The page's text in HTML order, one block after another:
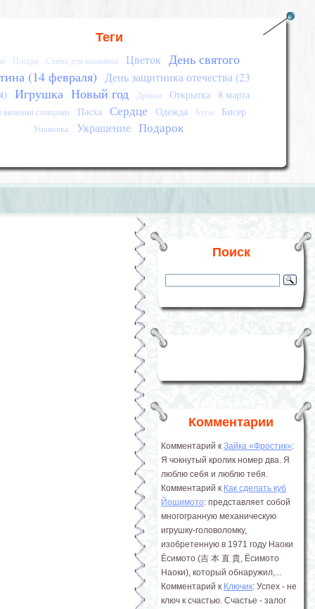
Теги
Посуда Схема для вышивки Цветок День святого
(14 февраля)
День защитника отечества (23
Игрушка Новый год Дракон Открытка 8 марта
спицами Пасха Сердце Одежда Бусы Бисер
Упаковка Украшение Подарок
Поиск
Комментарии
Комментарий к Зайка «Фростик»:
Я чокнутый кролик номер два. Я
люблю себя и люблю тебя.
Комментарий к Как сделать куб
Йошимото: представляет собой
многогранную механическую
игрушку-головоломку,
изобретенную в 1971 году Наоки
Ёсимото (吉 本 直 貴, Ёсимото
Наоки), который обнаружил,...
Комментарий к Ключик: Успех - не
ключ к счастью. Счастье - залог